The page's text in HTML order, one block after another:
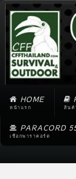
HOME
หน้าแรก สินค้
PARACORD
เชือกพาราคอร์ด